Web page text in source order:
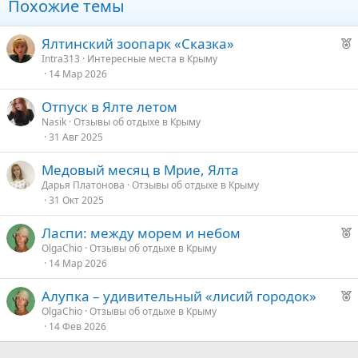
Посмотреть вложение 15864
В следующей статье я обязательно расскажу о всем
побережье Крыма, как мы остались ночевать на берегу, или
не спали двое суток на Байк шоу! А пока хочу вам пожелать,
не откладывайте свои задуманные планы в долгий ящик, а
самое главное не бойтесь рисковать!
Похожие темы
Р
о
Ялтинский зоопарк «Сказка»
Intra313
Интересные места в Крыму
14 Мар 2026
Отпуск в Ялте летом
Nasik Отзывы об отдыхе в Крыму
31 Авг 2025
Медовый месяц в Мрие, Ялта
Дарья Платонова Отзывы об отдыхе в Крыму
31 Окт 2025
Р
о
Ласпи: между морем и небом
OlgaChio Отзывы об отдыхе в Крыму
14 Мар 2026
Р
о
Алупка – удивительный «лисий городок»
OlgaChio Отзывы об отдыхе в Крыму
14 Фев 2026